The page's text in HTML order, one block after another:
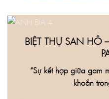
BIỆT THỰ SAN HÔ
“Sự kết hợp giữa gam
khoắn